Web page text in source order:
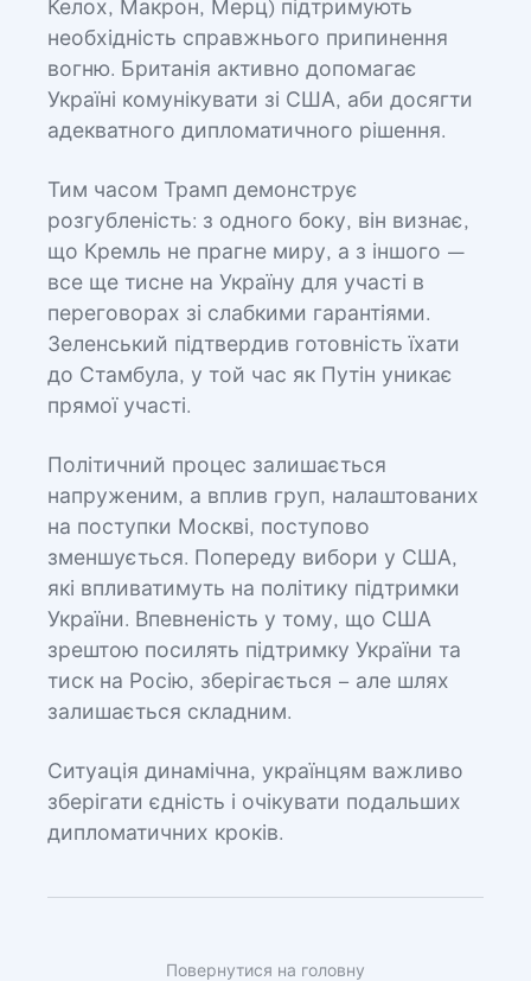
Келох, Макрон, Мерц) підтримують
необхідність справжнього припинення
вогню. Британія активно допомагає
Україні комунікувати зі США, аби досягти
адекватного дипломатичного рішення.
Тим часом Трамп демонструє
розгубленість: з одного боку, він визнає,
що Кремль не прагне миру, а з іншого —
все ще тисне на Україну для участі в
переговорах зі слабкими гарантіями.
Зеленський підтвердив готовність їхати
до Стамбула, у той час як Путін уникає
прямої участі.
Політичний процес залишається
напруженим, а вплив груп, налаштованих
на поступки Москві, поступово
зменшується. Попереду вибори у США,
які впливатимуть на політику підтримки
України. Впевненість у тому, що США
зрештою посилять підтримку України та
тиск на Росію, зберігається – але шлях
залишається складним.
Ситуація динамічна, українцям важливо
зберігати єдність і очікувати подальших
дипломатичних кроків.
Повернутися на головну